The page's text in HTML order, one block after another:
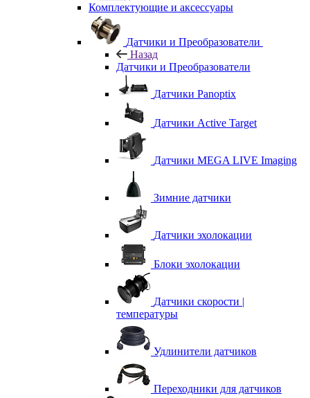
Комплектующие и аксессуары
Датчики и Преобразователи
Назад
Датчики и Преобразователи
Датчики Panoptix
Датчики Active Target
Датчики MEGA LIVE Imaging
Зимние датчики
Датчики эхолокации
Блоки эхолокации
Датчики скорости |
температуры
Удлинители датчиков
Переходники для датчиков